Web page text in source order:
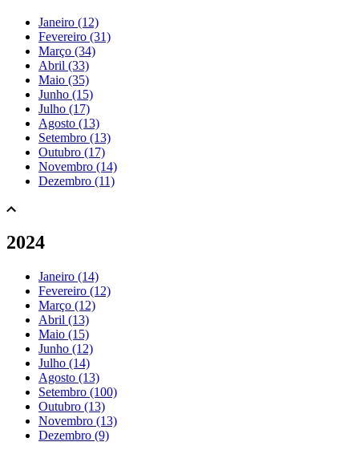
Janeiro (12)
Fevereiro (31)
Março (34)
Abril (33)
Maio (35)
Junho (15)
Julho (17)
Agosto (13)
Setembro (13)
Outubro (17)
Novembro (14)
Dezembro (11)
2024
Janeiro (14)
Fevereiro (12)
Março (12)
Abril (13)
Maio (15)
Junho (12)
Julho (14)
Agosto (13)
Setembro (100)
Outubro (13)
Novembro (13)
Dezembro (9)